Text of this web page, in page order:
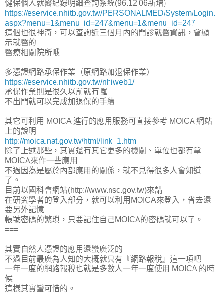
健保個人就醫紀錄明細查詢系統(96.12.06新增)
https://eservice.nhitb.gov.tw/PERSONALMED/System/Login.
aspx?menu=1&menu_id=247&menu=1&menu_id=247
這個也很神奇，可以查詢近三個月內的門診就醫資訊，會顯
示就醫的
醫療相關院所哦
多憑證網路承保作業（原網路加退保作業）
https://eservice.nhitb.gov.tw/nhiweb1/
承保作業則是很久以前就有囉
不出門就可以完成加退保的手續
其它可利用 MOICA 進行的應用服務可直接參考 MOICA 網站
上的說明
http://moica.nat.gov.tw/html/link_1.htm
除了上述那些，其實還有其它更多的機關、單位也都有拿
MOICA來作一些應用
不過因為是屬於內部應用的關係，就不見得很多人會知道
了。
目前以國科會網站(http://www.nsc.gov.tw)來講
在研究學者的登入部分，就可以利用MOICA來登入，省去還
要另外記憶
帳號密碼的繁瑣，只要記住自己MOICA的密碼就可以了。
===
其實自然人憑證的應用還蠻廣泛的
不過目前最廣為人知的大概就只有『網路報稅』這一項吧
一年一度的網路報稅也就是多數人一年一度使用 MOICA 的時
候
這樣其實蠻可惜的。